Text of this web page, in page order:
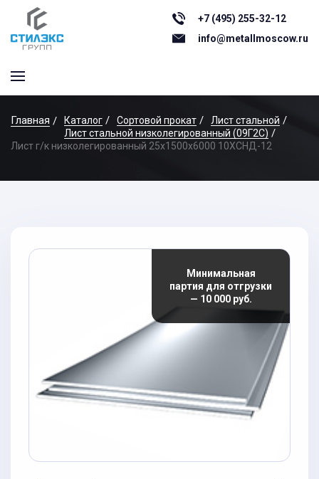
+7 (495) 255-32-12
info@metallmoscow.ru
Главная Каталог Сортовой прокат
Лист стальной
Лист стальной низколегированный (09Г2С)
Лист г/к низколегированный 25x1500x6000 10ХСНД-12
Минимальная
партия для отгрузки
— 10 000 руб.